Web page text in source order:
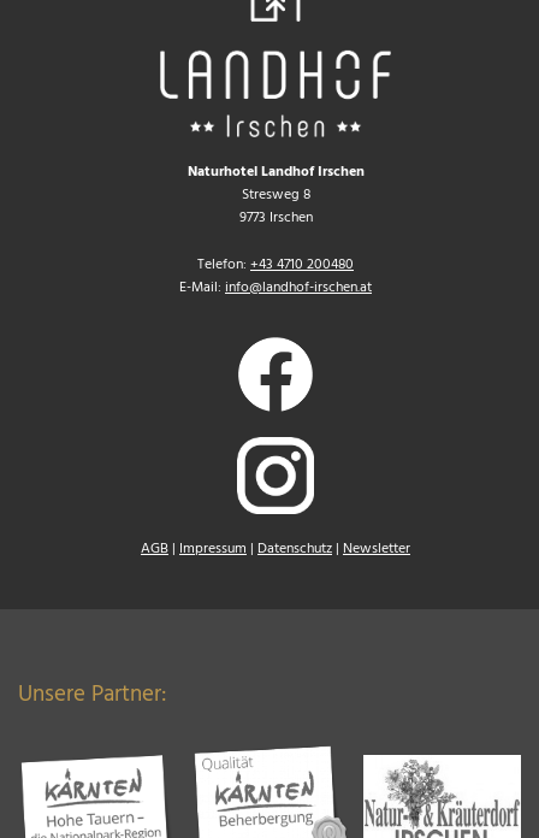
Naturhotel Landhof Irschen
Stresweg 8
9773 Irschen
Telefon: +43 4710 200480
E-Mail: info@landhof-irschen.at
AGB | Impressum | Datenschutz | Newsletter
Unsere Partner: